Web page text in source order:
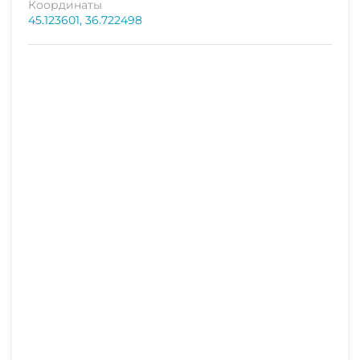
10 мин
аптека
Координаты
45.123601, 36.722498